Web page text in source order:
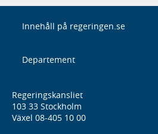
Innehåll på regeringen.se
Departement
Regeringskansliet
103 33 Stockholm
Växel 08-405 10 00